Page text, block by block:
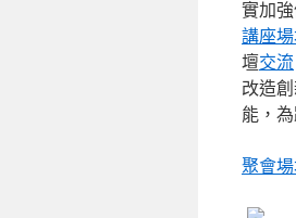
實加
講座
壇交流
改造
能，
聚會